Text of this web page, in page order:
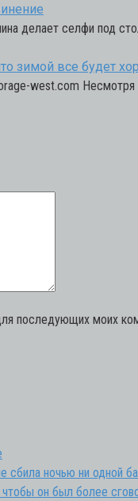
делает селфи под
зимой все будет
west.com
последующих моих
сбила ночью ни одной
он был более